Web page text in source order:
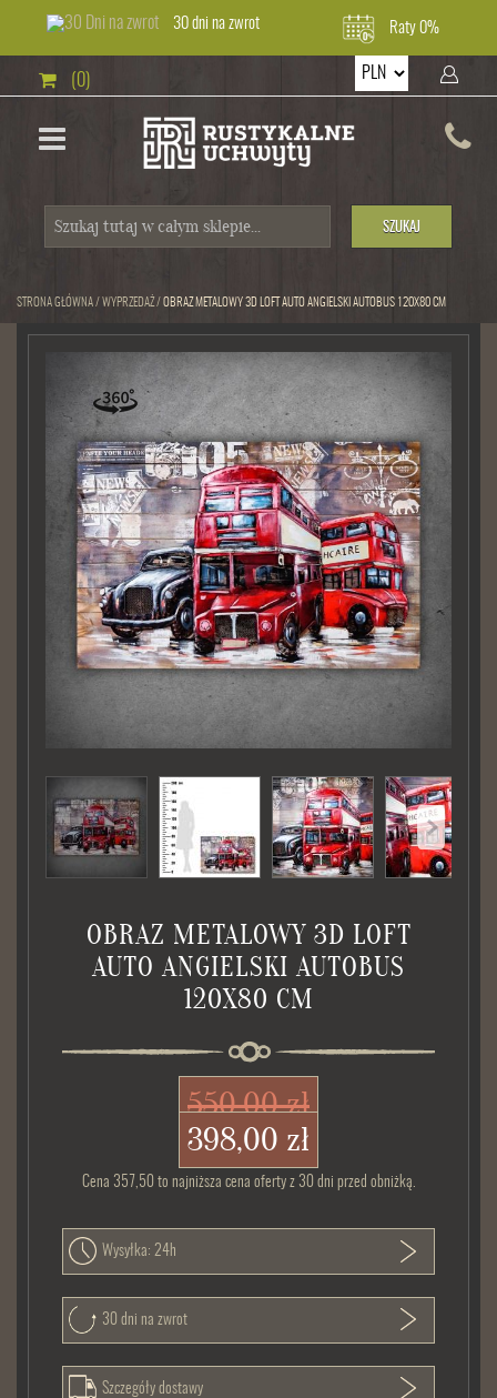
30 dni na zwrot Raty 0%
(0)
SZUKAJ
STRONA GŁÓWNA/ WYPRZEDAŻ/ OBRAZ METALOWY 3D LOFT AUTO ANGIELSKI AUTOBUS 120X80 CM
OBRAZ METALOWY 3D LOFT
AUTO ANGIELSKI AUTOBUS
120X80 CM
550,00 zł
398,00 zł
Cena 357,50 to najniższa cena oferty z 30 dni przed obniżką.
Wysyłka: 24h
30 dni na zwrot
Szczegóły dostawy